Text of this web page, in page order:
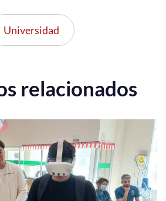
Universidad
relacionados